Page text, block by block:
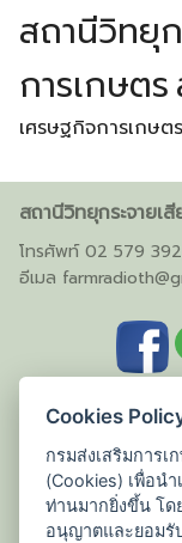
สถานีวิทยุ
การเกษตร
เศรษฐกิจการเกษตร
สถานีวิทยุกระจายเ
โทรศัพท์ 02 579
อีเมล
Cookies
กรมส่งเสริมการเ
(Cookies) เพื่อน
ท่านมากยิ่งขึ้น โด
อนุญาตและยอมรั